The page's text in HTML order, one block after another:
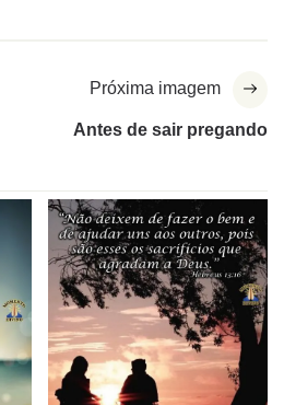
Próxima imagem
Antes de sair pregando